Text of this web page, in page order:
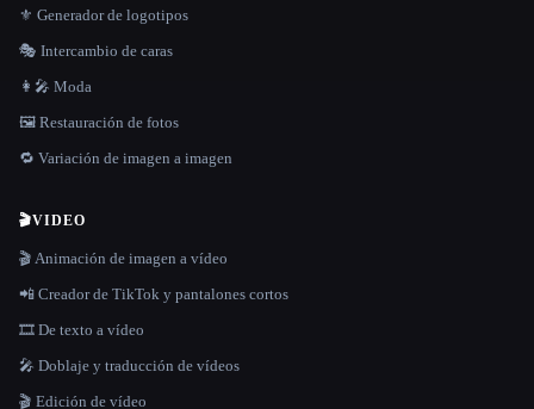
⚜️ Generador de logotipos
🎭 Intercambio de caras
👩‍🎤 Moda
🖼️ Restauración de fotos
🔁 Variación de imagen a imagen
🎬VIDEO
🎬 Animación de imagen a vídeo
📲 Creador de TikTok y pantalones cortos
🎞️ De texto a vídeo
🎤 Doblaje y traducción de vídeos
🎬 Edición de vídeo